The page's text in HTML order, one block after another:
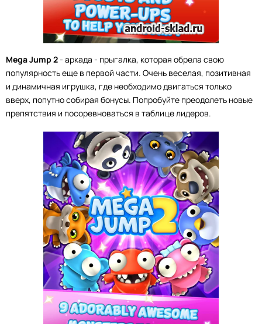
Mega Jump 2- аркада - прыгалка, которая обрела свою
популярность еще в первой части. Очень веселая, позитивная
и динамичная игрушка, где необходимо двигаться только
вверх, попутно собирая бонусы. Попробуйте преодолеть новые
препятствия и посоревноваться в таблице лидеров.